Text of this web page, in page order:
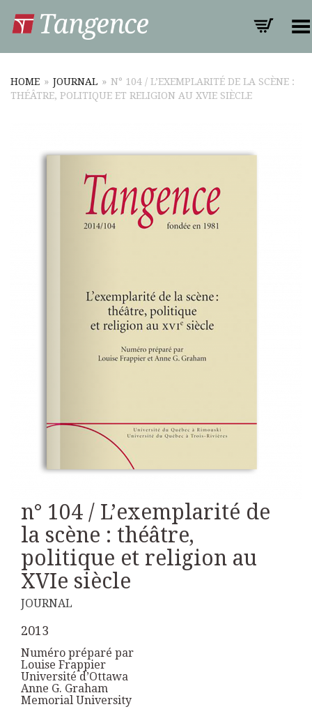
Toggle Menu
HOME » JOURNAL » N° 104 / L’EXEMPLARITÉ DE LA SCÈNE :
THÉÂTRE, POLITIQUE ET RELIGION AU XVIE SIÈCLE
n° 104 / L’exemplarité de
la scène : théâtre,
politique et religion au
XVIe siècle
JOURNAL
2013
Numéro préparé par
Louise Frappier
Université d’Ottawa
Anne G. Graham
Memorial University